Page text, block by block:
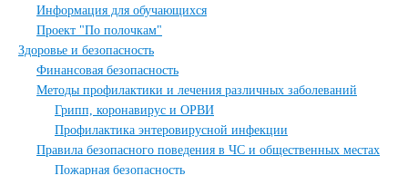
Информация для обучающихся
Проект "По полочкам"
Здоровье и безопасность
Финансовая безопасность
Методы профилактики и лечения различных заболеваний
Грипп, коронавирус и ОРВИ
Профилактика энтеровирусной инфекции
Правила безопасного поведения в ЧС и общественных местах
Пожарная безопасность